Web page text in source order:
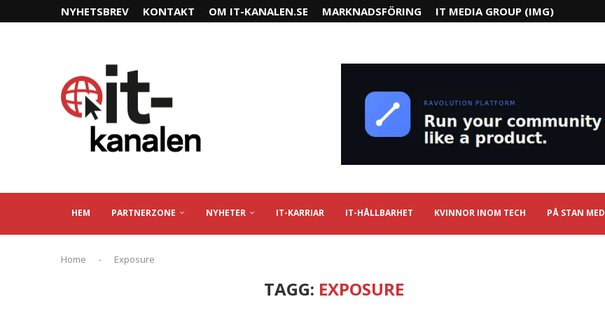
NYHETSBREV KONTAKT OM IT-KANALEN.SE MARKNADSFÖRING IT MEDIA GROUP (IMG)
HEM PARTNERZONE NYHETER IT-KARRIAR IT-HÅLLBARHET KVINNOR INOM TECH PÅ STAN MED
Home - Exposure
TAGG: EXPOSURE